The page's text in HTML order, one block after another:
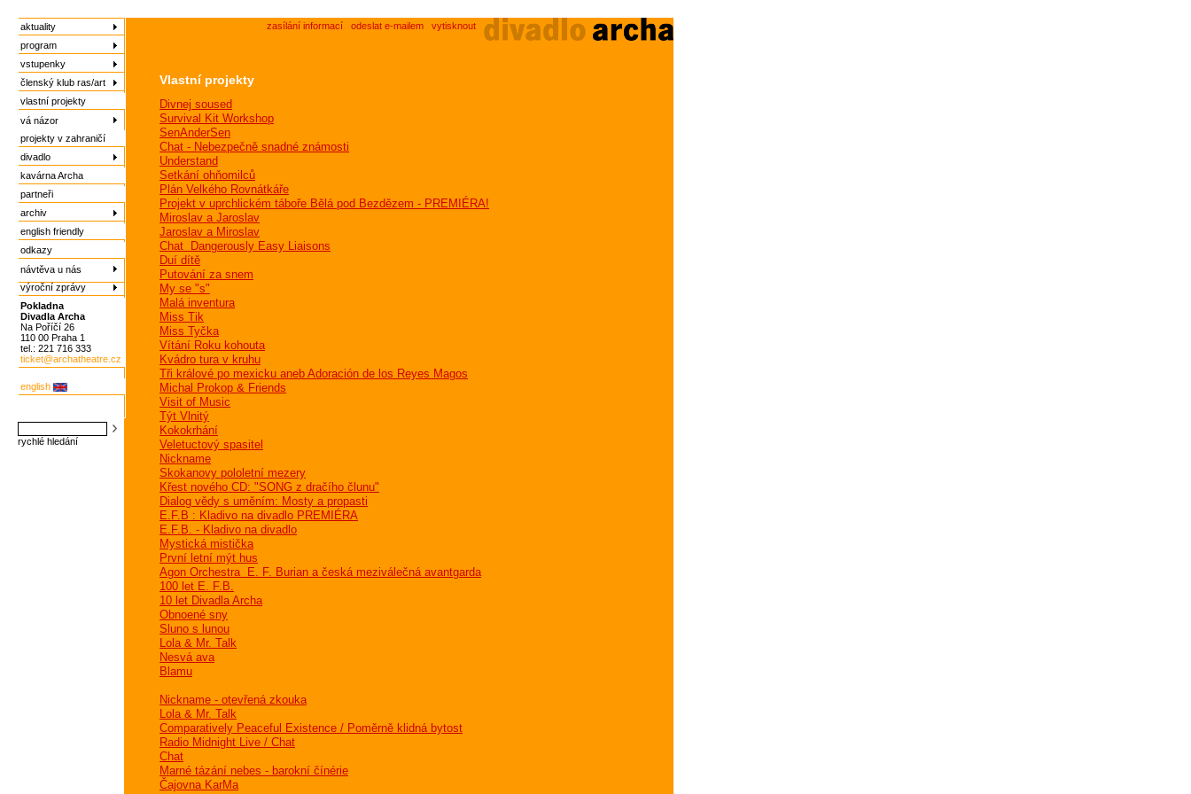
aktuality
program
vstupenky
členský klub ras/art
vlastní projekty
vá názor
projekty v zahraničí
divadlo
kavárna Archa
partneři
archiv
english friendly
odkazy
návtěva u nás
výroční zprávy
Pokladna
Divadla Archa
Na Poříčí 26
110 00 Praha 1
tel.: 221 716 333
ticket@archatheatre.cz
english
rychlé hledání
zasílání informací odeslat e-mailem vytisknout
Vlastní projekty
Divnej soused
Survival Kit Workshop
SenAnderSen
Chat - Nebezpečně snadné známosti
Understand
Setkání ohňomilců
Plán Velkého Rovnátkáře
Projekt v uprchlickém táboře Bělá pod Bezdězem - PREMIÉRA!
Miroslav a Jaroslav
Jaroslav a Miroslav
Chat  Dangerously Easy Liaisons
Duí dítě
Putování za snem
My se "s"
Malá inventura
Miss Tik
Miss Tyčka
Vítání Roku kohouta
Kvádro tura v kruhu
Tři králové po mexicku aneb Adoración de los Reyes Magos
Michal Prokop & Friends
Visit of Music
Týt Vlnitý
Kokokrhání
Veletuctový spasitel
Nickname
Skokanovy pololetní mezery
Křest nového CD: "SONG z dračího člunu"
Dialog vědy s uměním: Mosty a propasti
E.F.B : Kladivo na divadlo PREMIÉRA
E.F.B. - Kladivo na divadlo
Mystická mistička
První letní mýt hus
Agon Orchestra  E. F. Burian a česká meziválečná avantgarda
100 let E. F.B.
10 let Divadla Archa
Obnoené sny
Sluno s lunou
Lola & Mr. Talk
Nesvá ava
Blamu
Nickname - otevřená zkouka
Lola & Mr. Talk
Comparatively Peaceful Existence / Poměrně klidná bytost
Radio Midnight Live / Chat
Chat
Marné tázání nebes - barokní čínérie
Čajovna KarMa